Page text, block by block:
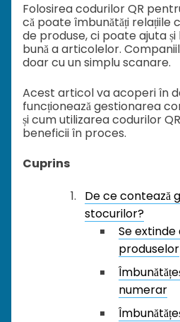
Folosirea codurilor QR
că poate îmbunătăți relațiile
de produse, ci poate ajuta
bună a articolelor.
doar cu un simplu scanare.
Acest articol va acoperi în
funcționează gestionarea
și cum utilizarea codurilor
beneficii în proces.
Cuprins
De ce contează
stocurilor?
Se
produselor
numerar